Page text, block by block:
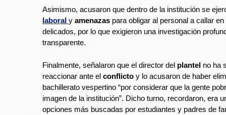
Asimismo, acusaron que dentro de la institución se
laboral y amenazas para obligar al personal a callar
delicados, por lo que exigieron una investigación
transparente.
Finalmente, señalaron que el director del plantel no ha
reaccionar ante el conflicto y lo acusaron de haber
bachillerato vespertino “por considerar que la gente
imagen de la institución”. Dicho turno, recordaron, era
opciones más buscadas por estudiantes y padres de